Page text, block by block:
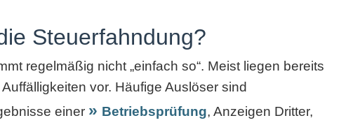
Steuerfahndung?
regelmäßig nicht „einfach so“. Meist liegen bereits
vor. Häufige Auslöser sind
einer
Betriebsprüfung, Anzeigen Dritter,